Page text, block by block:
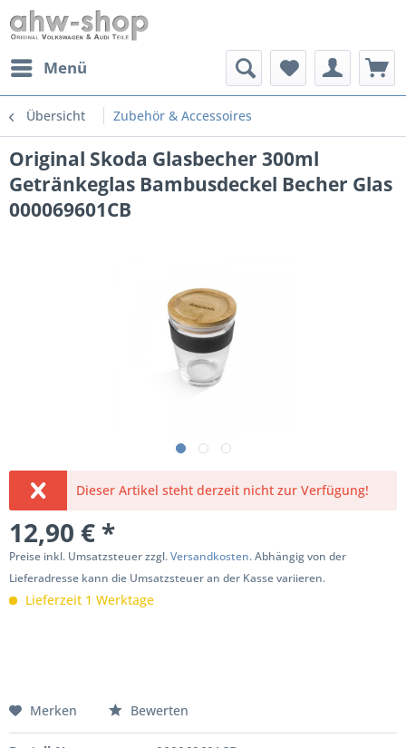
Menü
Übersicht Zubehör & Accessoires
Original Skoda Glasbecher 300ml
Getränkeglas Bambusdeckel Becher Glas
000069601CB
Dieser Artikel steht derzeit nicht zur Verfügung!
12,90 € *
Preise inkl. Umsatzsteuer zzgl.Versandkosten. Abhängig von der
Lieferadresse kann die Umsatzsteuer an der Kasse variieren.
Lieferzeit 1 Werktage
Merken Bewerten